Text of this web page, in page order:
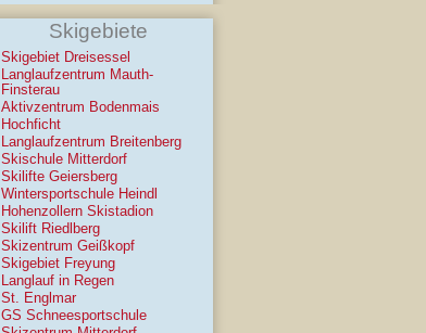
Skigebiete
Skigebiet Dreisessel
Langlaufzentrum Mauth-
Finsterau
Aktivzentrum Bodenmais
Hochficht
Langlaufzentrum Breitenberg
Skischule Mitterdorf
Skilifte Geiersberg
Wintersportschule Heindl
Hohenzollern Skistadion
Skilift Riedlberg
Skizentrum Geißkopf
Skigebiet Freyung
Langlauf in Regen
St. Englmar
GS Schneesportschule